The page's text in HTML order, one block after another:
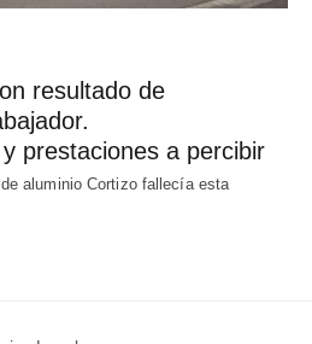
resultado de
prestaciones a percibir
aluminio Cortizo fallecía esta